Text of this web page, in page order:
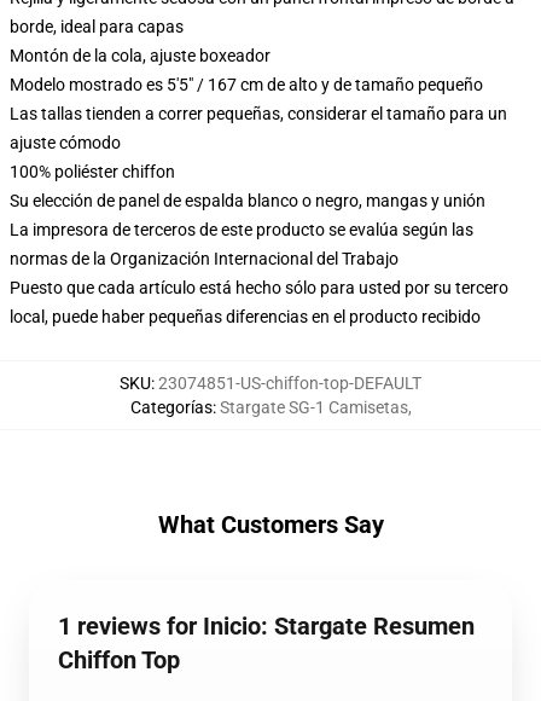
borde, ideal para capas
Montón de la cola, ajuste boxeador
Modelo mostrado es 5'5" / 167 cm de alto y de tamaño pequeño
Las tallas tienden a correr pequeñas, considerar el tamaño para un
ajuste cómodo
100% poliéster chiffon
Su elección de panel de espalda blanco o negro, mangas y unión
La impresora de terceros de este producto se evalúa según las
normas de la Organización Internacional del Trabajo
Puesto que cada artículo está hecho sólo para usted por su tercero
local, puede haber pequeñas diferencias en el producto recibido
SKU:23074851-US-chiffon-top-DEFAULT
Categorías:Stargate SG-1 Camisetas,
What Customers Say
1 reviews for Inicio: Stargate Resumen
Chiffon Top